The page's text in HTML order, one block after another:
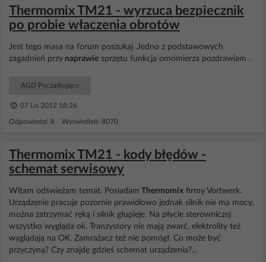
Thermomix TM21 - wyrzuca bezpiecznik
po probie właczenia obrotów
Jest tego masa na forum poszukaj .Jedno z podstawowych
zagadnień przy naprawie sprzętu funkcja omomierza pozdrawiam .
AGD Początkujący
07 Lis 2012 18:26
Odpowiedzi: 8 Wyświetleń: 8070
Thermomix TM21 - kody błędów -
schemat serwisowy
Witam odświeżam temat. Posiadam Thermomix firmy Vortwerk.
Urządzenie pracuje pozornie prawidlowo jednak silnik nie ma mocy,
można zatrzymać ręką i silnik głupieje. Na płycie sterowniczej
wszystko wygląda ok. Tranzystory nie mają zwarć, elektrolity też
wyglądają na OK. Zamrażacz też nie pomógł. Co może być
przyczyną? Czy znajdę gdzieś schemat urządzenia?...